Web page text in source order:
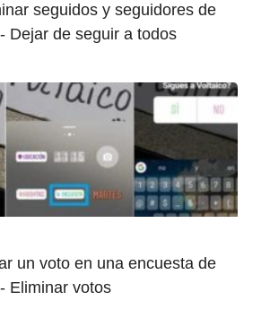
seguidos y seguidores de
Dejar de seguir a todos
un voto en una encuesta de
Eliminar votos